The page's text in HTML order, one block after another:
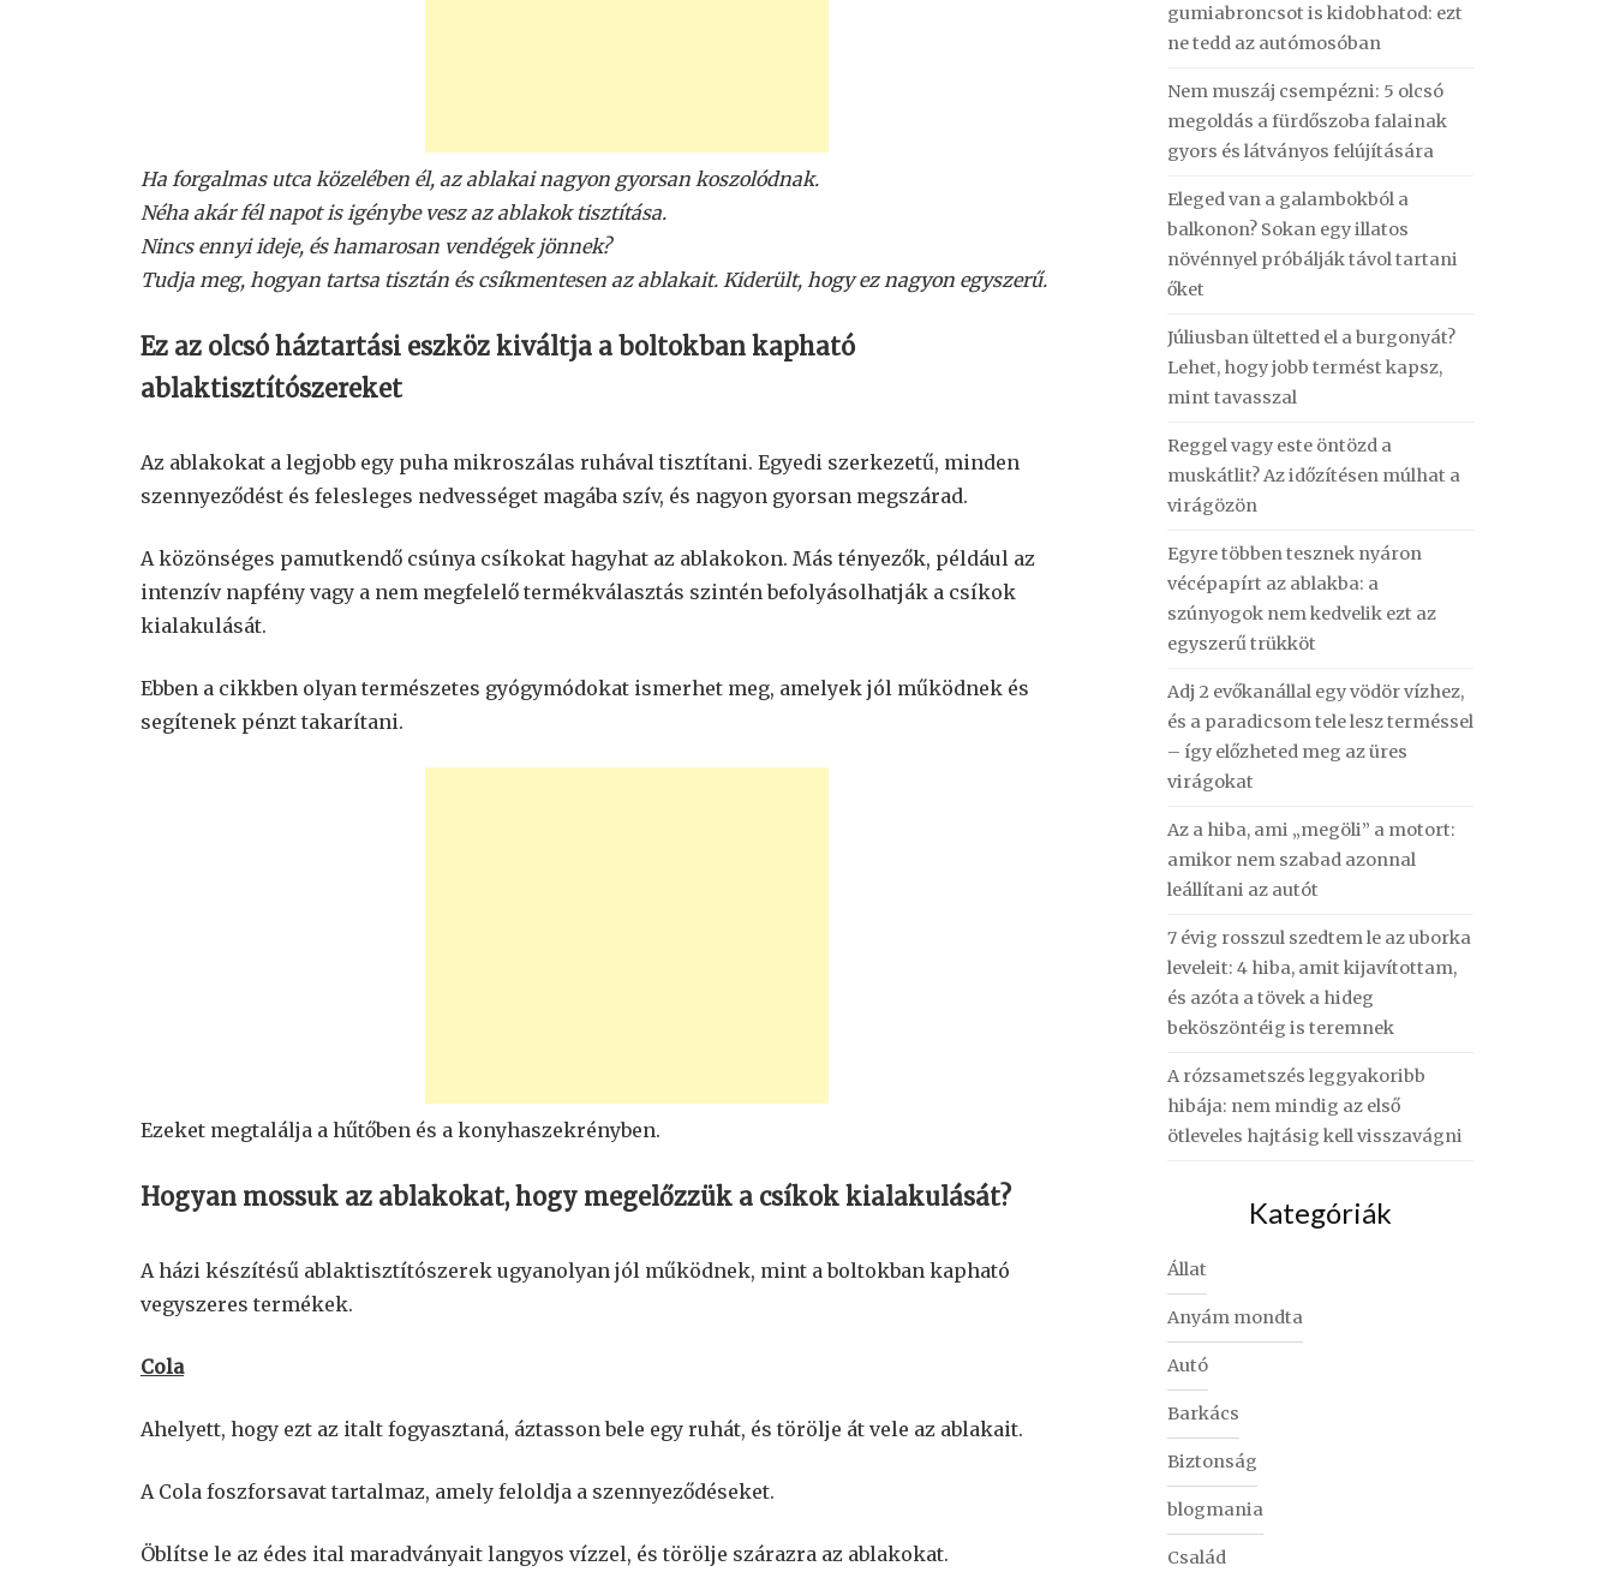
Ha forgalmas utca közelében él, az ablakai nagyon gyorsan koszolódnak.
Néha akár fél napot is igénybe vesz az ablakok tisztítása.
Nincs ennyi ideje, és hamarosan vendégek jönnek?
Tudja meg, hogyan tartsa tisztán és csíkmentesen az ablakait. Kiderült, hogy ez nagyon egyszerű.
Ez az olcsó háztartási eszköz kiváltja a boltokban kapható
ablaktisztítószereket
Az ablakokat a legjobb egy puha mikroszálas ruhával tisztítani. Egyedi szerkezetű, minden
szennyeződést és felesleges nedvességet magába szív, és nagyon gyorsan megszárad.
A közönséges pamutkendő csúnya csíkokat hagyhat az ablakokon. Más tényezők, például az
intenzív napfény vagy a nem megfelelő termékválasztás szintén befolyásolhatják a csíkok
kialakulását.
Ebben a cikkben olyan természetes gyógymódokat ismerhet meg, amelyek jól működnek és
segítenek pénzt takarítani.
Ezeket megtalálja a hűtőben és a konyhaszekrényben.
Hogyan mossuk az ablakokat, hogy megelőzzük a csíkok kialakulását?
A házi készítésű ablaktisztítószerek ugyanolyan jól működnek, mint a boltokban kapható
vegyszeres termékek.
Cola
Ahelyett, hogy ezt az italt fogyasztaná, áztasson bele egy ruhát, és törölje át vele az ablakait.
A Cola foszforsavat tartalmaz, amely feloldja a szennyeződéseket.
Öblítse le az édes ital maradványait langyos vízzel, és törölje szárazra az ablakokat.
gumiabroncsot is kidobhatod: ezt
ne tedd az autómosóban
Nem muszáj csempézni: 5 olcsó
megoldás a fürdőszoba falainak
gyors és látványos felújítására
Eleged van a galambokból a
balkonon? Sokan egy illatos
növénnyel próbálják távol tartani
őket
Júliusban ültetted el a burgonyát?
Lehet, hogy jobb termést kapsz,
mint tavasszal
Reggel vagy este öntözd a
muskátlit? Az időzítésen múlhat a
virágözön
Egyre többen tesznek nyáron
vécépapírt az ablakba: a
szúnyogok nem kedvelik ezt az
egyszerű trükköt
Adj 2 evőkanállal egy vödör vízhez,
és a paradicsom tele lesz terméssel
– így előzheted meg az üres
virágokat
Az a hiba, ami „megöli” a motort:
amikor nem szabad azonnal
leállítani az autót
7 évig rosszul szedtem le az uborka
leveleit: 4 hiba, amit kijavítottam,
és azóta a tövek a hideg
beköszöntéig is teremnek
A rózsametszés leggyakoribb
hibája: nem mindig az első
ötleveles hajtásig kell visszavágni
Kategóriák
Állat
Anyám mondta
Autó
Barkács
Biztonság
blogmania
Család